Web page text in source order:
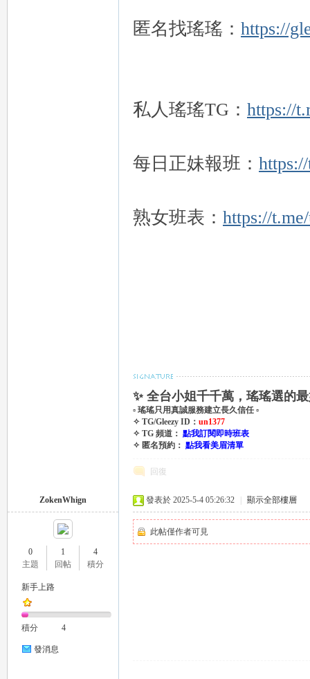
匿名找瑤瑤： https://
私人瑤瑤TG： https://
每日正妹報班：
熟女班表： https://
✨ 全台小姐千千萬，瑤瑤選的
▫ 瑤瑤只用真誠服務建立長久信任 ▫
✧ TG/Gleezy ID： un1377
✧ TG 頻道： 點我訂閱即時班表
✧ 匿名預約： 點我看美眉清單
回復
ZokenWhign
0
主題
1
回帖
4
積分
新手上路
積分 4
發消息
發表於 2025-5-4 05:26:32 顯示全部樓層
此帖僅作者可見